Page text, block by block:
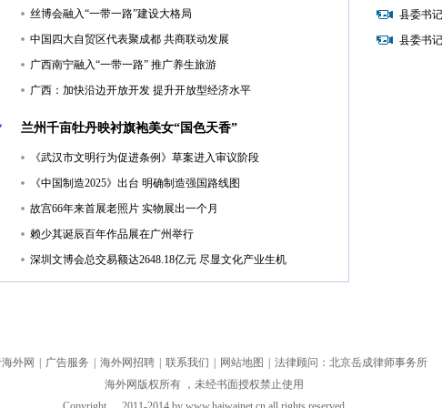
丝博会融入“一带一路”建设大格局
中国四大自贸区代表聚成都 共商联动发展
广西南宁融入“一带一路” 推广养生旅游
广西：加快沿边开放开发 提升开放型经济水平
兰州千亩牡丹映衬旗袍美女“国色天香”
《武汉市文明行为促进条例》草案进入审议阶段
《中国制造2025》出台 明确制造强国路线图
故宫66年来首展老照片 实物展出一个月
赖少其诞辰百年作品展在广州举行
深圳文博会总交易额达2648.18亿元 尽显文化产业生机
县委书
县委书
外网 广告服务 海外网招聘 联系我们 网站地图
法律顾问：北京岳成律师事务所
海外网版权所有 ，未经书面授权禁止使用